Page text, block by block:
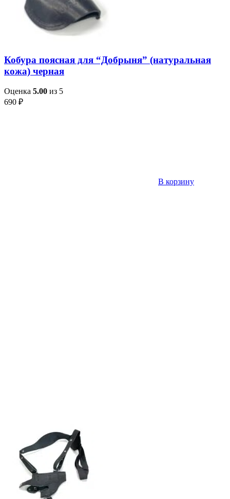
Кобура поясная для “Добрыня” (натуральная
кожа) черная
Оценка 5.00 из 5
690 ₽
В корзину